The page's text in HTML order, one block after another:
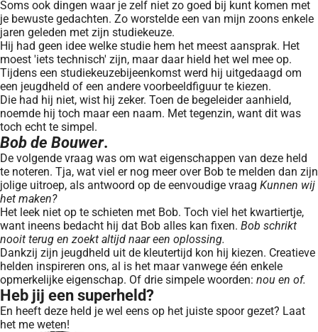
Soms ook dingen waar je zelf niet zo goed bij kunt komen met
je bewuste gedachten. Zo worstelde een van mijn zoons enkele
jaren geleden met zijn studiekeuze.
Hij had geen idee welke studie hem het meest aansprak. Het
moest 'iets technisch' zijn, maar daar hield het wel mee op.
Tijdens een studiekeuzebijeenkomst werd hij uitgedaagd om
een jeugdheld of een andere voorbeeldfiguur te kiezen.
Die had hij niet, wist hij zeker. Toen de begeleider aanhield,
noemde hij toch maar een naam. Met tegenzin, want dit was
toch echt te simpel.
Bob de Bouwer.
De volgende vraag was om wat eigenschappen van deze held
te noteren. Tja, wat viel er nog meer over Bob te melden dan zijn
jolige uitroep, als antwoord op de eenvoudige vraag Kunnen wij
het maken?
Het leek niet op te schieten met Bob. Toch viel het kwartiertje,
want ineens bedacht hij dat Bob alles kan fixen. Bob schrikt
nooit terug en zoekt altijd naar een oplossing.
Dankzij zijn jeugdheld uit de kleutertijd kon hij kiezen. Creatieve
helden inspireren ons, al is het maar vanwege één enkele
opmerkelijke eigenschap. Of drie simpele woorden: nou en of.
Heb jij een superheld?
En heeft deze held je wel eens op het juiste spoor gezet? Laat
het me weten!